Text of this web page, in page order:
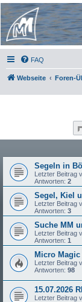
Micro Magic
Deutschland
FAQ
Webseite Foren-
Segeln in
Letzter Beitrag
Antworten: 2
Segel, Kiel
Letzter Beitrag
Antworten: 3
Suche MM
Letzter Beitrag
Antworten: 1
Micro
Letzter Beitrag
Antworten: 98
15.07.2026
Letzter Beitrag